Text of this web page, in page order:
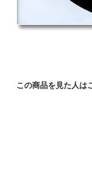
この商品を見た人は